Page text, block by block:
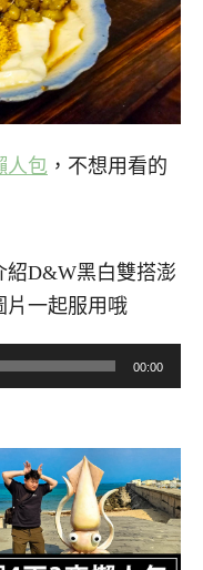
人包 ，不想用看的
紹D&W黑白雙搭澎
片一起服用哦
00:00